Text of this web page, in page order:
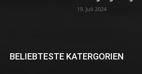
19. Juli 2024
BELIEBTESTE KATERGORIEN